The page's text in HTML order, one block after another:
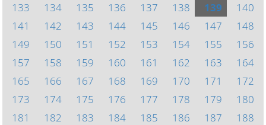
133
134 135 136 137 138 139
140
141
142 143 144 145 146 147
148
149
150 151 152 153 154 155
156
157
158 159 160 161 162 163
164
165
166 167 168 169 170 171
172
173
174 175 176 177 178 179
180
181
182 183 184 185 186 187
188